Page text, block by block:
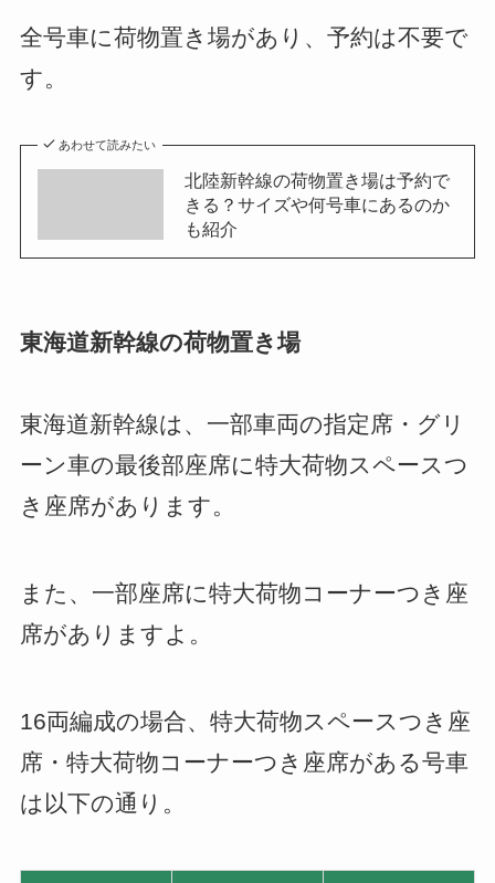
全号車に荷物置き場があり、予約は不要で
す。
あわせて読みたい
北陸新幹線の荷物置き場は予約で
きる？サイズや何号車にあるのか
も紹介
東海道新幹線の荷物置き場
東海道新幹線は、一部車両の指定席・グリ
ーン車の最後部座席に特大荷物スペースつ
き座席があります。
また、一部座席に特大荷物コーナーつき座
席がありますよ。
16両編成の場合、特大荷物スペースつき座
席・特大荷物コーナーつき座席がある号車
は以下の通り。